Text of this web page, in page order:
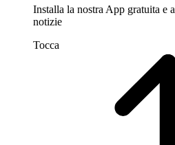
Installa la nostra App gratuita e
notizie
Tocca